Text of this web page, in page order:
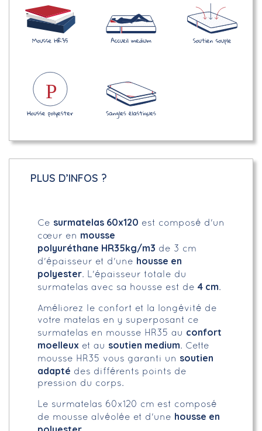
PLUS D’INFOS ?
Ce surmatelas 60x120 est composé d'un
cœur en mousse
polyuréthane HR35kg/m3 de 3 cm
d'épaisseur et d'une housse en
polyester. L'épaisseur totale du
surmatelas avec sa housse est de 4 cm.
Améliorez le confort et la longévité de
votre matelas en y superposant ce
surmatelas en mousse HR35 au confort
moelleux et au soutien medium. Cette
mousse HR35 vous garanti un soutien
adapté des différents points de
pression du corps.
Le surmatelas 60x120 cm est composé
de mousse alvéolée et d'une housse en